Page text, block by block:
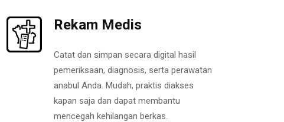
Rekam Medis
Catat dan simpan secara digital hasil
pemeriksaan, diagnosis, serta perawatan
anabul Anda. Mudah, praktis diakses
kapan saja dan dapat membantu
mencegah kehilangan berkas.